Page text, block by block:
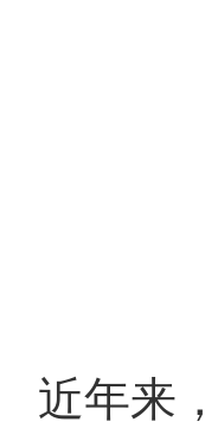
近年来